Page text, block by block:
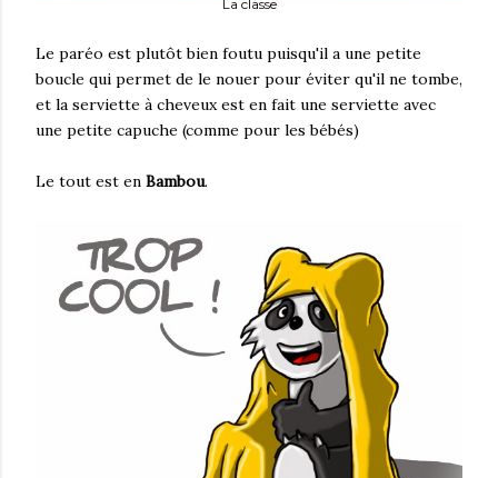
La classe
Le paréo est plutôt bien foutu puisqu'il a une petite
boucle qui permet de le nouer pour éviter qu'il ne tombe,
et la serviette à cheveux est en fait une serviette avec
une petite capuche (comme pour les bébés)
Le tout est en Bambou.